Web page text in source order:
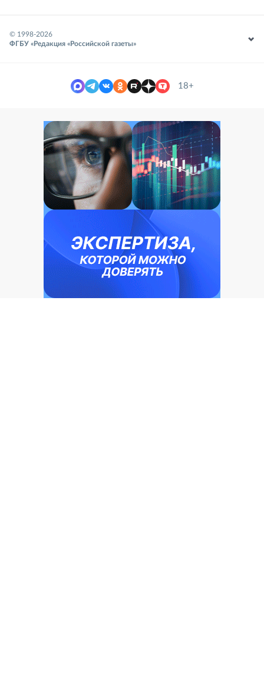
© 1998-2026
ФГБУ «Редакция «Российской газеты»
18+